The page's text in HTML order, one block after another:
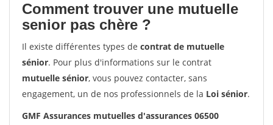
Comment trouver une mutuelle
senior pas chère ?
Il existe différentes types de contrat de mutuelle
sénior. Pour plus d'informations sur le contrat
mutuelle sénior, vous pouvez contacter, sans
engagement, un de nos professionnels de la Loi sénior.
GMF Assurances mutuelles d'assurances 06500